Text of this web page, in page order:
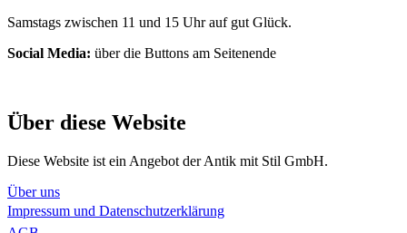
Samstags zwischen 11 und 15 Uhr auf gut Glück.
Social Media: über die Buttons am Seitenende
Über diese Website
Diese Website ist ein Angebot der Antik mit Stil GmbH.
Über uns
Impressum und Datenschutzerklärung